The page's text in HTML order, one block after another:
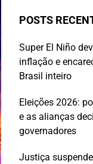
POSTS
Super El Niño
inflação e
Brasil inteiro
Eleições 2026:
e as alianças
governadores
Justiça